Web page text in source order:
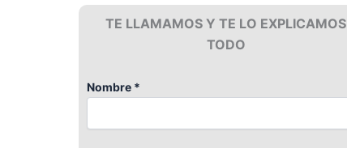
TE LLAMAMOS Y TE LO EXPLICAMOS
TODO
Nombre *